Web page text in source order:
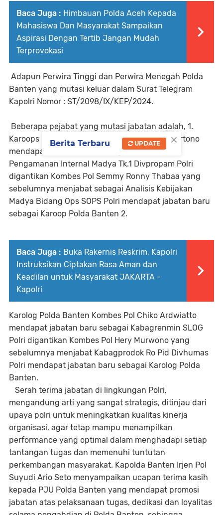
Baca Juga : Himbauan Polda Aceh Kepada
Mahasiswa Dan Masyarakat Sampaikan
Aspirasi Dengan Tertib Jangan Mudah
Terprovokasi
Adapun Perwira Tinggi dan Perwira Menegah Polda
Banten yang mutasi keluar dalam Surat Telegram
Kapolri Nomor : ST/2098/IX/KEP/2024.
Beberapa pejabat yang mutasi jabatan adalah, 1.
Karoops Polda Banten Kombes Pol Dedy Suhartono
mendapat jabatan baru sebagai Penyelidik
Pengamanan Internal Madya Tk.1 Divpropam Polri
digantikan Kombes Pol Semmy Ronny Thabaa yang
sebelumnya menjabat sebagai Analisis Kebijakan
Madya Bidang Ops SOPS Polri mendapat jabatan baru
sebagai Karoop Polda Banten 2.
Baca Juga : Buka Rakernis Reskrim, Kapolri
Instruksikan Ciptakan Rasa Aman dan
Keadilan untuk Masyarakat JAKARTA -
Kapolri
Karolog Polda Banten Kombes Pol Chiko Ardwiatto
mendapat jabatan baru sebagai Kabagrenmin SLOG
Polri digantikan Kombes Pol Hery Murwono yang
sebelumnya menjabat Kabagprodok Ro Pid Divhumas
Polri mendapat jabatan baru sebagai Karolog Polda
Banten.
Serah terima jabatan di lingkungan Polri,
mengandung arti yang sangat strategis, ditinjau dari
upaya polri untuk meningkatkan kualitas kinerja
organisasi, agar tetap mampu menampilkan
performance yang optimal dalam menghadapi setiap
tantangan tugas dan memenuhi tuntutan
perkembangan masyarakat. Kapolda Banten Irjen Pol
Suyudi Ario Seto menyampaikan ucapan terima kasih
kepada PJU Polda Banten yang mendapat promosi
jabatan atas pelaksanaan tugas, dedikasi dan loyalitas
×
Berita Terbaru UPDATE